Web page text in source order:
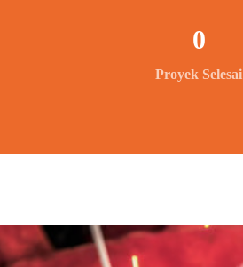
Proyek Selesai
0